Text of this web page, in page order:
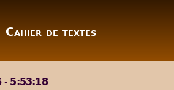
Cahier de textes
- 5:53:18